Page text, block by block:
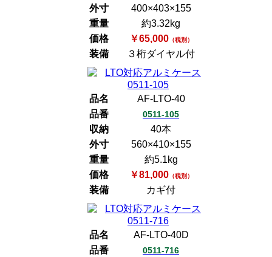
外寸
400×403×155
重量
約3.32kg
価格
￥65,000（税別）
装備 ３桁ダイヤル付
品名
AF-LTO-40
品番
0511-105
収納
40本
外寸
560×410×155
重量
約5.1kg
価格
￥81,000（税別）
装備 カギ付
品名
AF-LTO-40D
品番
0511-716